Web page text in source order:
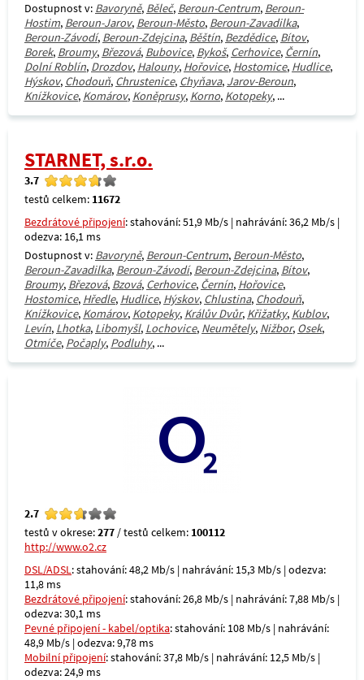
Dostupnost v: Bavoryně, Běleč, Beroun-Centrum, Beroun-
Hostim, Beroun-Jarov, Beroun-Město, Beroun-Zavadilka,
Beroun-Závodí, Beroun-Zdejcina, Běštín, Bezdědice, Bítov,
Borek, Broumy, Březová, Bubovice, Bykoš, Cerhovice, Černín,
Dolní Roblín, Drozdov, Halouny, Hořovice, Hostomice, Hudlice,
Hýskov, Chodouň, Chrustenice, Chyňava, Jarov-Beroun,
Knížkovice, Komárov, Koněprusy, Korno, Kotopeky, ...
STARNET, s.r.o.
3.7
testů celkem: 11672
Bezdrátové připojení: stahování: 51,9 Mb/s | nahrávání: 36,2 Mb/s |
odezva: 16,1 ms
Dostupnost v: Bavoryně, Beroun-Centrum, Beroun-Město,
Beroun-Zavadilka, Beroun-Závodí, Beroun-Zdejcina, Bítov,
Broumy, Březová, Bzová, Cerhovice, Černín, Hořovice,
Hostomice, Hředle, Hudlice, Hýskov, Chlustina, Chodouň,
Knížkovice, Komárov, Kotopeky, Králův Dvůr, Křižatky, Kublov,
Levín, Lhotka, Libomyšl, Lochovice, Neumětely, Nižbor, Osek,
Otmíče, Počaply, Podluhy, ...
2.7
testů v okrese:277 / testů celkem: 100112
http://www.o2.cz
DSL/ADSL: stahování: 48,2 Mb/s | nahrávání: 15,3 Mb/s | odezva:
11,8 ms
Bezdrátové připojení: stahování: 26,8 Mb/s | nahrávání: 7,88 Mb/s |
odezva: 30,1 ms
Pevné připojení - kabel/optika: stahování: 108 Mb/s | nahrávání:
48,9 Mb/s | odezva: 9,78 ms
Mobilní připojení: stahování: 37,8 Mb/s | nahrávání: 12,5 Mb/s |
odezva: 24,9 ms